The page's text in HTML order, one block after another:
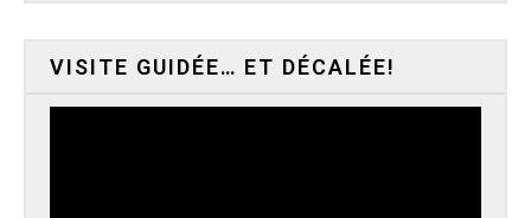
VISITE GUIDÉE… ET DÉCALÉE!